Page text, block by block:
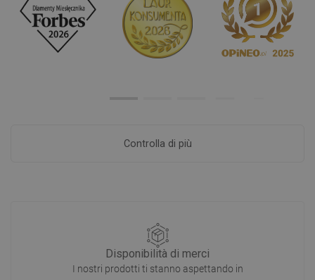
Controlla di più
Disponibilità di merci
I nostri prodotti ti stanno aspettando in